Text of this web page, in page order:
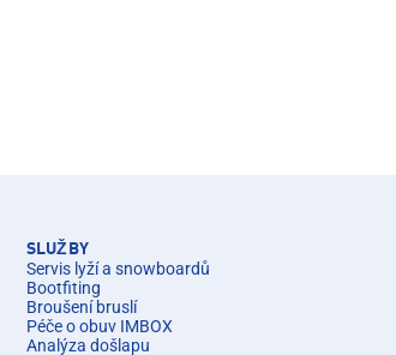
SLUŽBY
Servis lyží a snowboardů
Bootfiting
Broušení bruslí
Péče o obuv IMBOX
Analýza došlapu